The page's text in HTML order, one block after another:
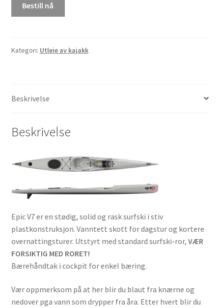
Bestill nå
Kategori: Utleie av kajakk
Beskrivelse
Beskrivelse
Epic V7 er en stødig, solid og rask surfski i stiv
plastkonstruksjon. Vanntett skott for dagstur og kortere
overnattingsturer. Utstyrt med standard surfski-ror, VÆR
FORSIKTIG MED RORET!
Bærehåndtak i cockpit for enkel bæring.
Vær oppmerksom på at her blir du blaut fra knærne og
nedover pga vann som drypper fra åra. Etter hvert blir du